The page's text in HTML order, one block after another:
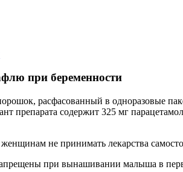
при беременности
расфасованный в одноразовые
препарата содержит 325 мг
не принимать лекарства
при вынашивании малыша в